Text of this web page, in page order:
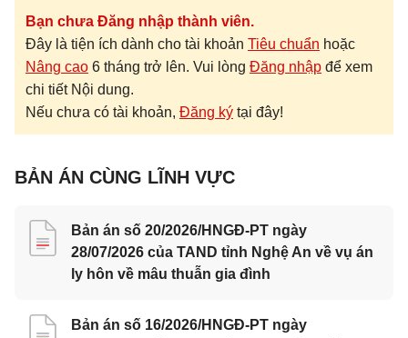
Bạn chưa Đăng nhập thành viên.
Đây là tiện ích dành cho tài khoản Tiêu chuẩn hoặc
Nâng cao 6 tháng trở lên. Vui lòng Đăng nhập để xem
chi tiết Nội dung.
Nếu chưa có tài khoản, Đăng ký tại đây!
BẢN ÁN CÙNG LĨNH VỰC
Bản án số 20/2026/HNGĐ-PT ngày
28/07/2026 của TAND tỉnh Nghệ An về vụ án
ly hôn về mâu thuẫn gia đình
Bản án số 16/2026/HNGĐ-PT ngày